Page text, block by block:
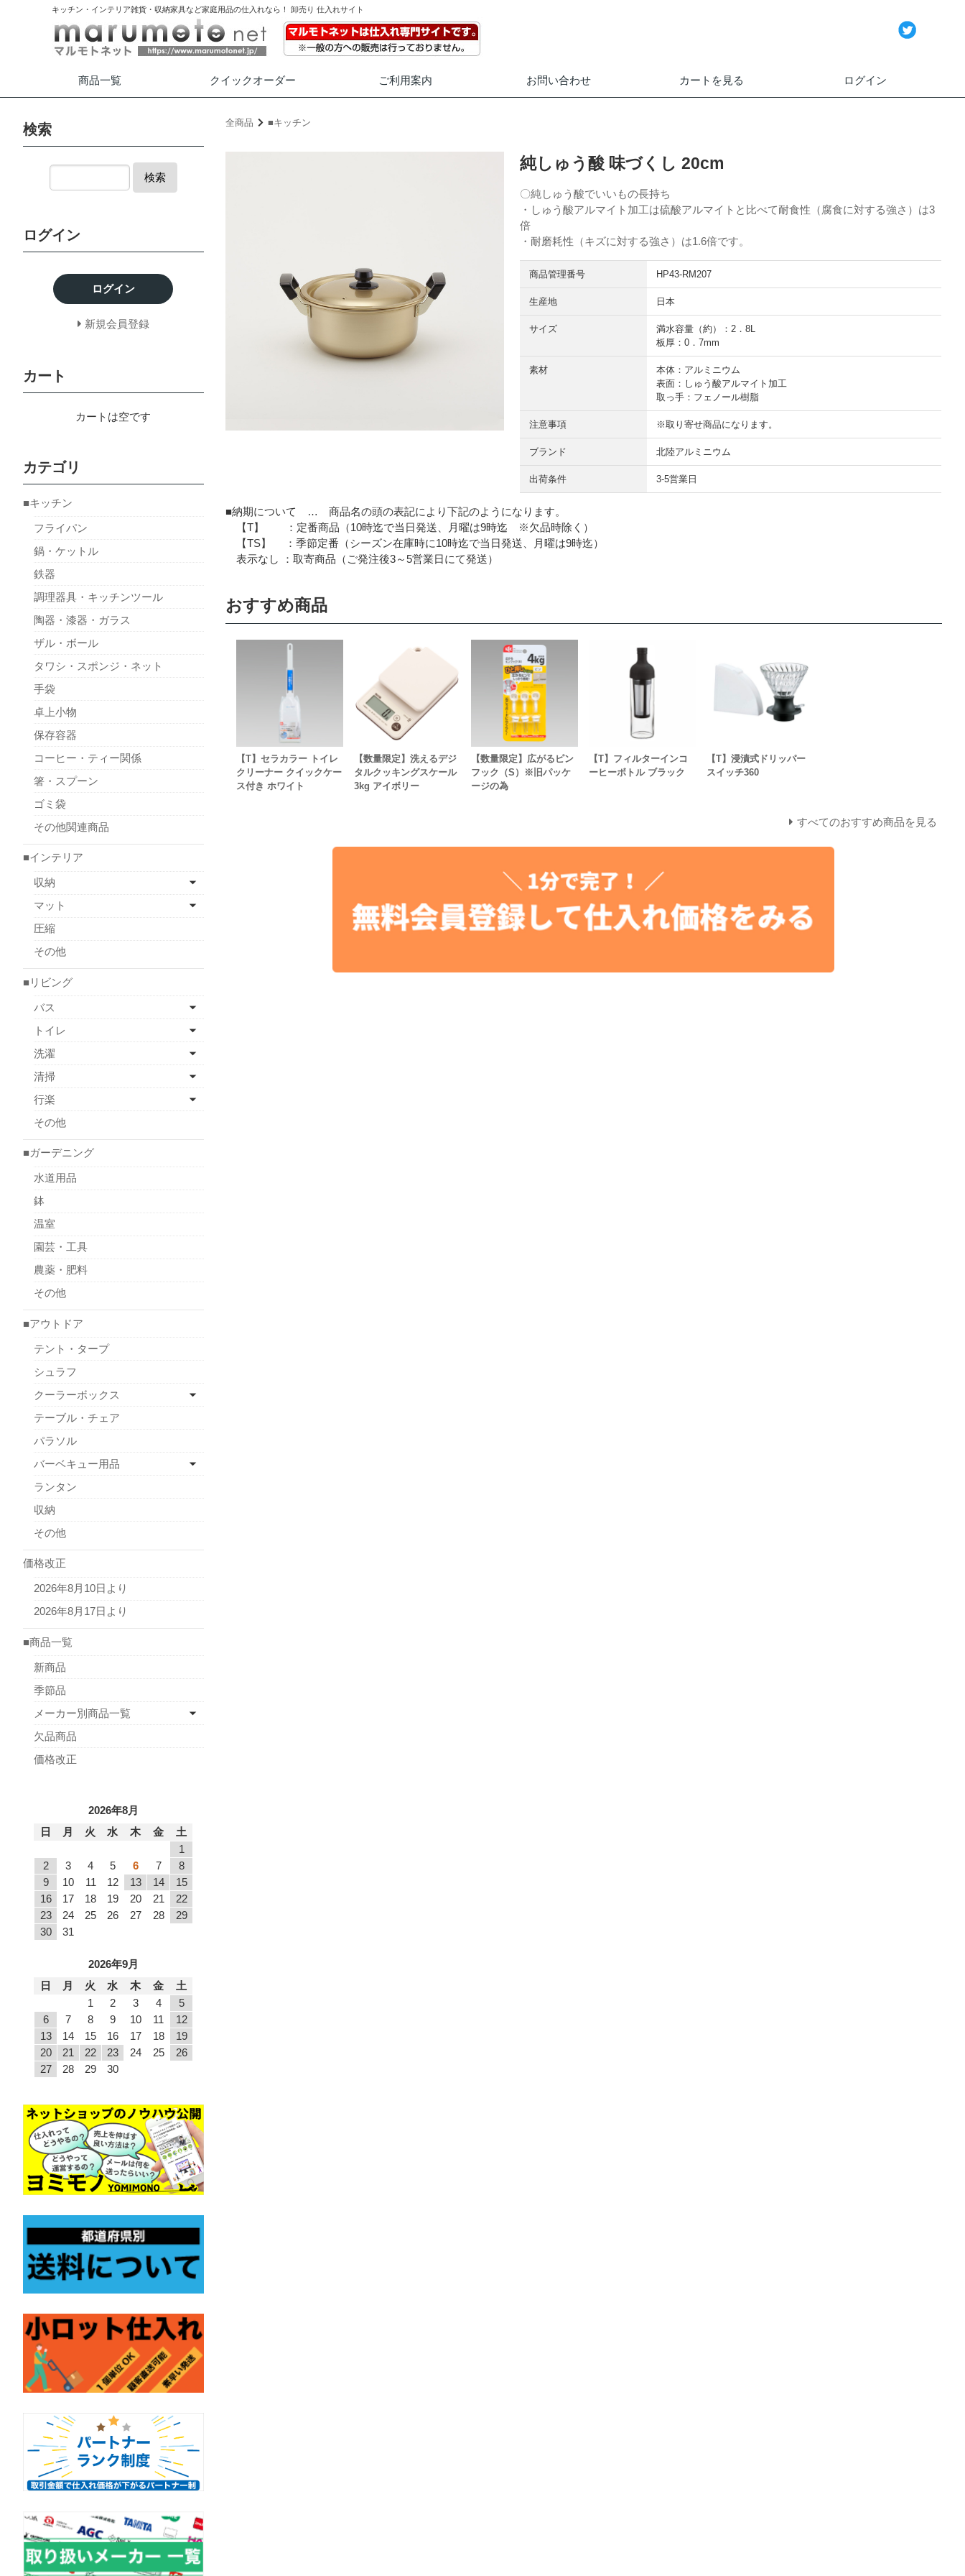
キッチン・インテリア雑貨・収納家具など家庭用品の仕入れなら！ 卸売り 仕入れサイト
商品一覧 クイックオーダー ご利用案内 お問い合わせ カートを見る ログイン
全商品 ■キッチン
純しゅう酸 味づくし 20cm
〇純しゅう酸でいいもの長持ち
・しゅう酸アルマイト加工は硫酸アルマイトと比べて耐食性（腐食に対する強さ）は3
倍
・耐磨耗性（キズに対する強さ）は1.6倍です。
商品管理番号 HP43-RM207
生産地 日本
サイズ
満水容量（約）：2．8L
板厚：0．7mm
素材
本体：アルミニウム
表面：しゅう酸アルマイト加工
取っ手：フェノール樹脂
注意事項 ※取り寄せ商品になります。
ブランド 北陸アルミニウム
出荷条件 3-5営業日
■納期について … 商品名の頭の表記により下記のようになります。
【T】 ：定番商品（10時迄で当日発送、月曜は9時迄 ※欠品時除く）
【TS】 ：季節定番（シーズン在庫時に10時迄で当日発送、月曜は9時迄）
表示なし ：取寄商品（ご発注後3～5営業日にて発送）
おすすめ商品
【T】セラカラー トイレ
クリーナー クイックケー
ス付き ホワイト
【数量限定】洗えるデジ
タルクッキングスケール
3kg アイボリー
【数量限定】広がるピン
フック（S）※旧パッケ
ージの為
【T】フィルターインコ
ーヒーボトル ブラック
【T】浸漬式ドリッパー
スイッチ360
すべてのおすすめ商品を見る
検索
検索
ログイン
ログイン
新規会員登録
カート
カートは空です
カテゴリ
■キッチン
フライパン
鍋・ケットル
鉄器
調理器具・キッチンツール
陶器・漆器・ガラス
ザル・ボール
タワシ・スポンジ・ネット
手袋
卓上小物
保存容器
コーヒー・ティー関係
箸・スプーン
ゴミ袋
その他関連商品
■インテリア
収納
マット
圧縮
その他
■リビング
バス
トイレ
洗濯
清掃
行楽
その他
■ガーデニング
水道用品
鉢
温室
園芸・工具
農薬・肥料
その他
■アウトドア
テント・タープ
シュラフ
クーラーボックス
テーブル・チェア
パラソル
バーベキュー用品
ランタン
収納
その他
価格改正
2026年8月10日より
2026年8月17日より
■商品一覧
新商品
季節品
メーカー別商品一覧
欠品商品
価格改正
2026年8月
日
月 火 水 木 金
土
1
2
3 4 5 6 7
8
9
10 11 12 13 14
15
16
17 18 19 20 21
22
23
24 25 26 27 28
29
30
31
2026年9月
日
月 火 水 木 金
土
1
2 3 4
5
6
7 8 9 10 11
12
13
14 15 16 17 18
19
20
21 22 23 24 25
26
27
28 29 30